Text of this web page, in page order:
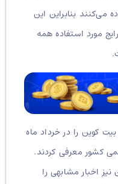
بنابراین این
استفاده همه
را در خرداد ماه
کشور معرفی کردند.
مشابهی را